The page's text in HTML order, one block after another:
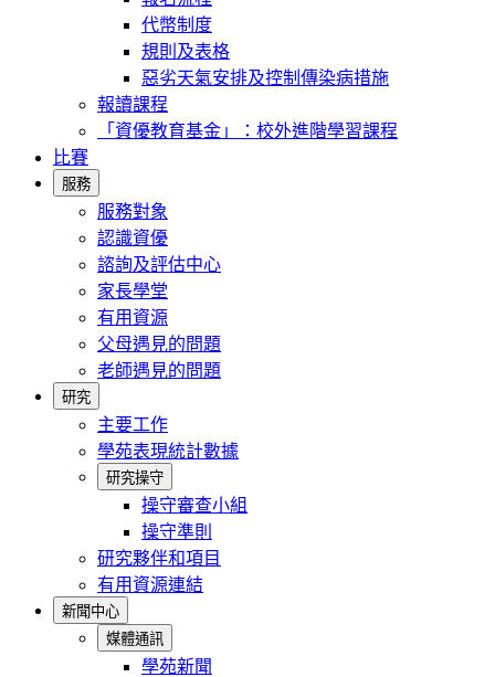
代幣制度
規則及表格
惡劣天氣安排及控制傳染病措施
報讀課程
「資優教育基金」：校外進階學習課程
比賽
服務
服務對象
認識資優
諮詢及評估中心
家長學堂
有用資源
父母遇見的問題
老師遇見的問題
研究
主要工作
學苑表現統計數據
研究操守
操守審查小組
操守準則
研究夥伴和項目
有用資源連結
新聞中心
媒體通訊
學苑新聞